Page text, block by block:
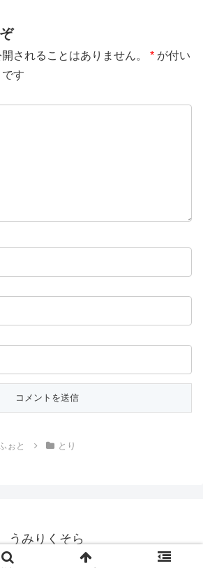
されることはありません。 * が付い
す
ぉと とり
うみりくそら
© 2018 うみりくそら.